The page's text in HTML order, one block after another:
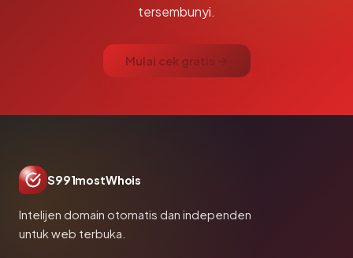
tersembunyi.
Mulai cek gratis →
S991mostWhois
Intelijen domain otomatis dan independen
untuk web terbuka.